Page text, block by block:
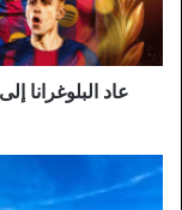
نادي
برشلونة
لقب
في
الكلاسيكو
عاد البلوغرانا
أعمال